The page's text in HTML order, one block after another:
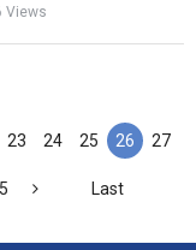
Views
23 24 25 26 27
Last